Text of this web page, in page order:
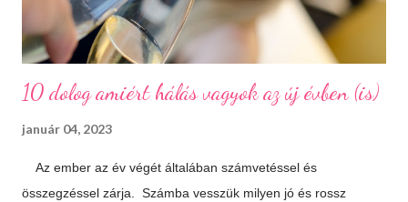
10 dolog amiért hálás vagyok az új évben (is)
január 04, 2023
Az ember az év végét általában számvetéssel és
összegzéssel zárja. Számba vesszük milyen jó és rossz